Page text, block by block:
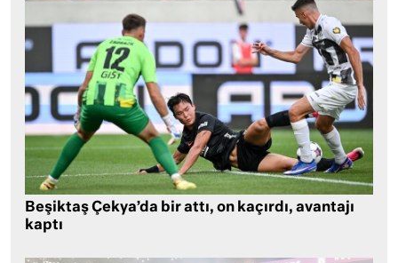
Beşiktaş Çekya’da bir attı, on kaçırdı, avantajı
kaptı